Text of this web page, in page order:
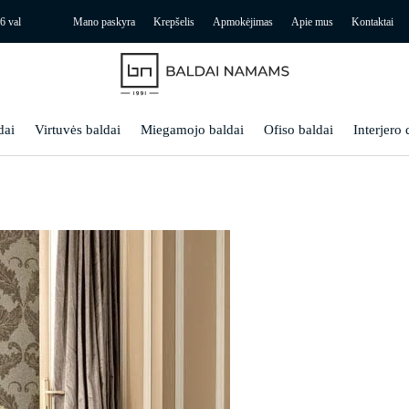
val Mano paskyra Krepšelis Apmokėjimas Apie mus Kontaktai
Virtuvės baldai Miegamojo baldai Ofiso baldai Interjero